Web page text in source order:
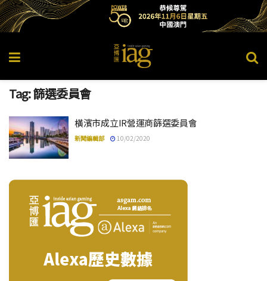
Tag:篩選委員會
橫濱市成立IR營運商篩選委員會
新聞編輯部 10/02/2020